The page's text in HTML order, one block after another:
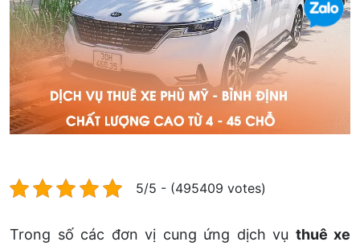
5/5 - (495409 votes)
Trong số các đơn vị cung ứng dịch vụ thuê xe